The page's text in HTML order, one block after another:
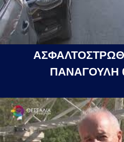
ΠΑΝΑΓΟΥΛΗ